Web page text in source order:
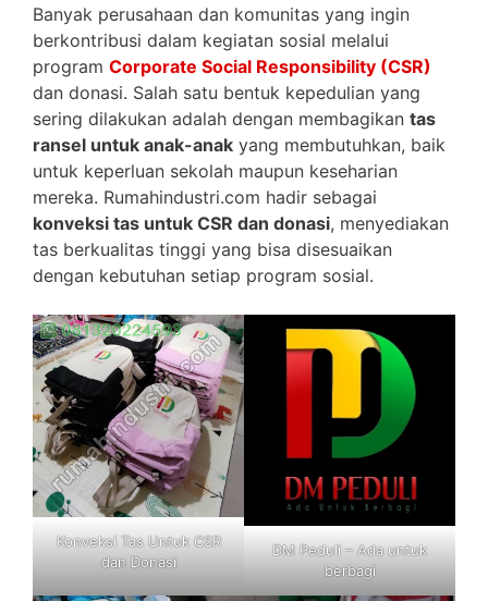
Banyak perusahaan dan komunitas yang ingin
berkontribusi dalam kegiatan sosial melalui
program Corporate Social Responsibility (CSR)
dan donasi. Salah satu bentuk kepedulian yang
sering dilakukan adalah dengan membagikan tas
ransel untuk anak-anak yang membutuhkan, baik
untuk keperluan sekolah maupun keseharian
mereka. Rumahindustri.com hadir sebagai
konveksi tas untuk CSR dan donasi, menyediakan
tas berkualitas tinggi yang bisa disesuaikan
dengan kebutuhan setiap program sosial.
Konveksi Tas Untuk CSR
dan Donasi
DM Peduli – Ada untuk
berbagi